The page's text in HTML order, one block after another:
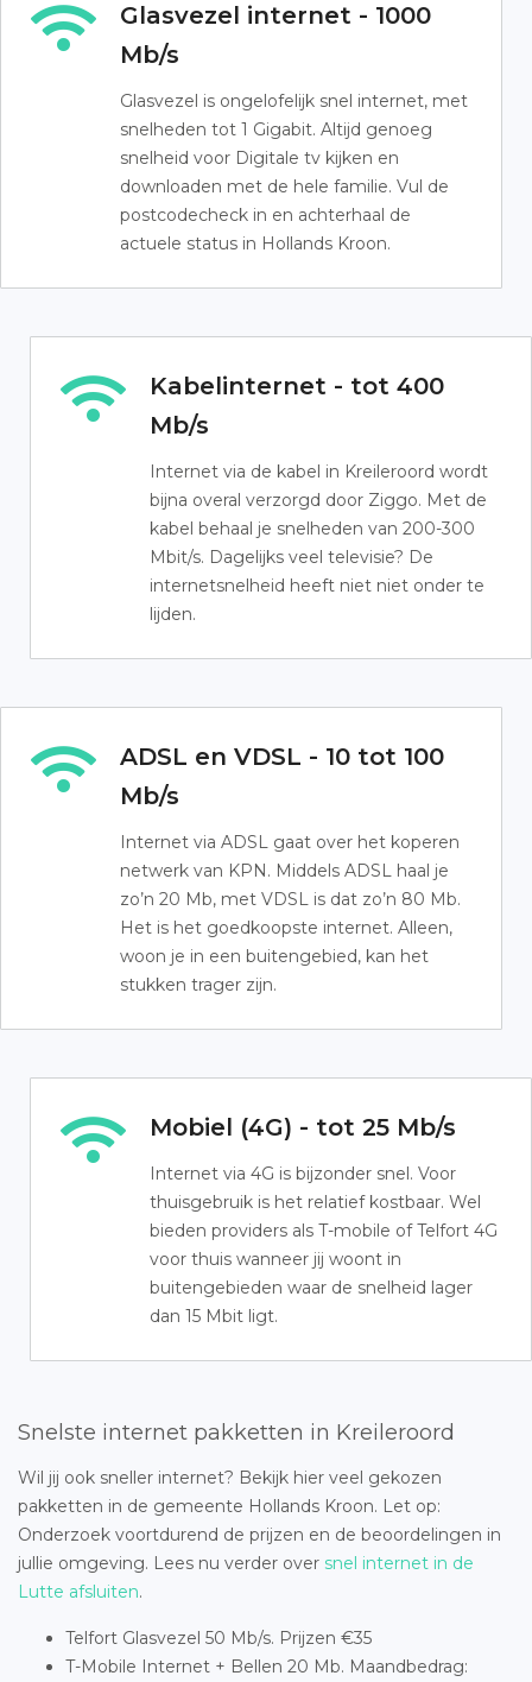
Glasvezel internet - 1000
Mb/s
Glasvezel is ongelofelijk snel internet, met
snelheden tot 1 Gigabit. Altijd genoeg
snelheid voor Digitale tv kijken en
downloaden met de hele familie. Vul de
postcodecheck in en achterhaal de
actuele status in Hollands Kroon.
Kabelinternet - tot 400
Mb/s
Internet via de kabel in Kreileroord wordt
bijna overal verzorgd door Ziggo. Met de
kabel behaal je snelheden van 200-300
Mbit/s. Dagelijks veel televisie? De
internetsnelheid heeft niet niet onder te
lijden.
ADSL en VDSL - 10 tot 100
Mb/s
Internet via ADSL gaat over het koperen
netwerk van KPN. Middels ADSL haal je
zo’n 20 Mb, met VDSL is dat zo’n 80 Mb.
Het is het goedkoopste internet. Alleen,
woon je in een buitengebied, kan het
stukken trager zijn.
Mobiel (4G) - tot 25 Mb/s
Internet via 4G is bijzonder snel. Voor
thuisgebruik is het relatief kostbaar. Wel
bieden providers als T-mobile of Telfort 4G
voor thuis wanneer jij woont in
buitengebieden waar de snelheid lager
dan 15 Mbit ligt.
Snelste internet pakketten in Kreileroord
Wil jij ook sneller internet? Bekijk hier veel gekozen
pakketten in de gemeente Hollands Kroon. Let op:
Onderzoek voortdurend de prijzen en de beoordelingen in
jullie omgeving. Lees nu verder over snel internet in de
Lutte afsluiten.
Telfort Glasvezel 50 Mb/s. Prijzen €35
T-Mobile Internet + Bellen 20 Mb. Maandbedrag: